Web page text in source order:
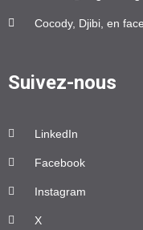
Cocody, Djibi, en
Suivez-nous
LinkedIn
Facebook
Instagram
X